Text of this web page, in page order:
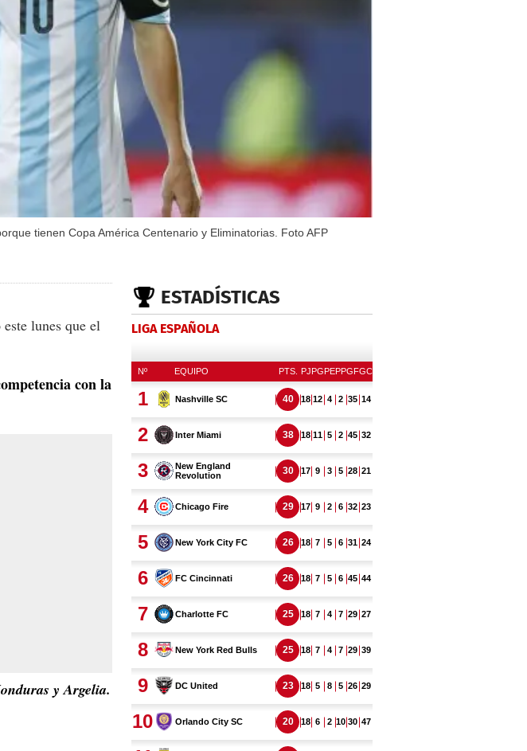
tienen Copa América Centenario y Eliminatorias. Foto AFP
lunes que el
con la
y Argelia.
ESTADÍSTICAS
LIGA ESPAÑOLA